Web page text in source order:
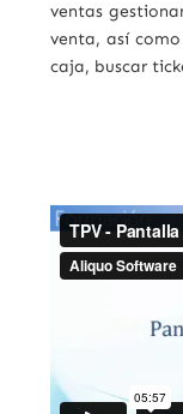
ventas
venta, así
caja, buscar